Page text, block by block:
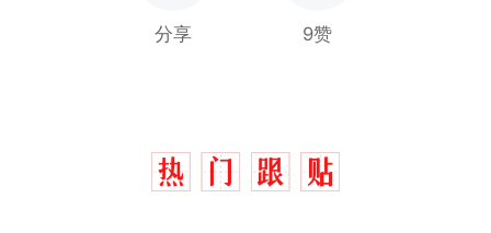
分享 9赞